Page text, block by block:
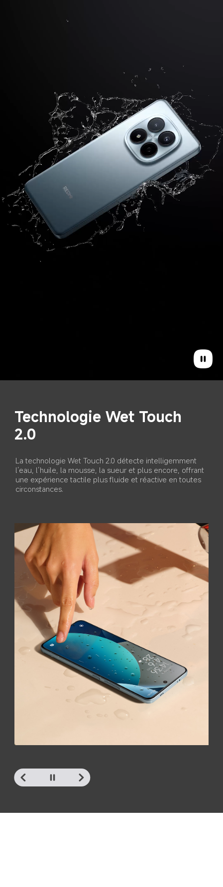
la poussière du haut-
parleur en une seule
touche
Des vibrations haute fréquence chassent l’eau
résiduelle du haut-parleur et des ports, restaurant la